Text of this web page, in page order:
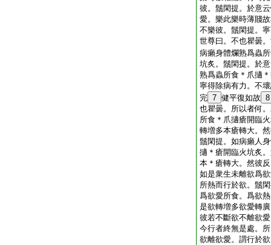
彼。鬚閑提。於意
愛。樂此樂時薄賤
不樂彼。鬚閑提。
世尊曰。不也瞿曇
病癩身體爛熟爲蟲
坑炙。鬚閑提。於
熟爲蟲所食＊爪擿
寧得除病有力。不
完 7 健平復如故 8
也瞿曇。所以者何
所食＊爪擿瘡開臨
轉増多本瘡轉大。
鬚閑提。如病癩人
擿＊瘡開臨火坑炙
本＊瘡轉大。然彼
如是衆生未離欲爲
所熱而行於欲。鬚
爲欲愛所食。爲欲
是欲轉増多欲愛轉
彼若不斷欲不離欲
今行者終無是處。
欲離欲愛。謂行於